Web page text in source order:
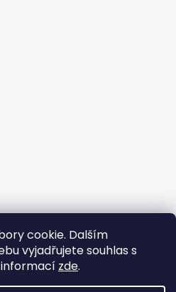
cookie. Dalším
vyjadřujete souhlas s
informací zde.